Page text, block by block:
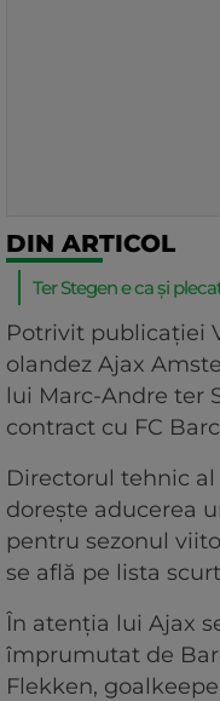
DIN ARTICOL
Ter Stegen e ca și
Potrivit publicației
olandez Ajax
lui Marc-Andre ter
contract cu FC
Directorul tehnic al
dorește aducerea
pentru sezonul
se află pe lista
În atenția lui Ajax
împrumutat de
Flekken,